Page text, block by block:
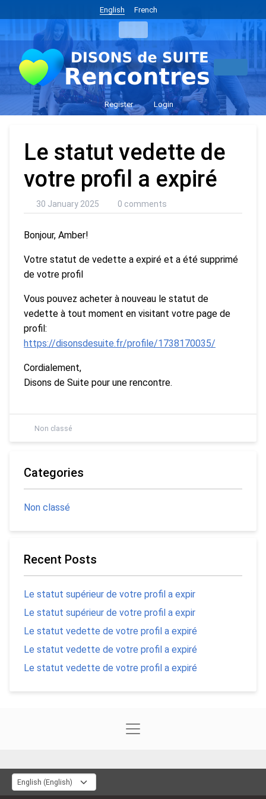
English French
Register Login
Le statut vedette de
votre profil a expiré
30 January 2025 0 comments
Bonjour, Amber!
Votre statut de vedette a expiré et a été supprimé
de votre profil
Vous pouvez acheter à nouveau le statut de
vedette à tout moment en visitant votre page de
profil:
https://disonsdesuite.fr/profile/1738170035/
Cordialement,
Disons de Suite pour une rencontre.
Non classé
Categories
Non classé
Recent Posts
Le statut supérieur de votre profil a expir
Le statut supérieur de votre profil a expir
Le statut vedette de votre profil a expiré
Le statut vedette de votre profil a expiré
Le statut vedette de votre profil a expiré